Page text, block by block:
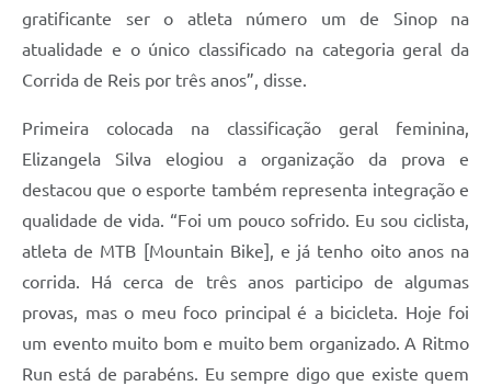
gratificante ser o atleta número um de Sinop na
atualidade e o único classificado na categoria geral da
Corrida de Reis por três anos”, disse.
Primeira colocada na classificação geral feminina,
Elizangela Silva elogiou a organização da prova e
destacou que o esporte também representa integração e
qualidade de vida. “Foi um pouco sofrido. Eu sou ciclista,
atleta de MTB [Mountain Bike], e já tenho oito anos na
corrida. Há cerca de três anos participo de algumas
provas, mas o meu foco principal é a bicicleta. Hoje foi
um evento muito bom e muito bem organizado. A Ritmo
Run está de parabéns. Eu sempre digo que existe quem